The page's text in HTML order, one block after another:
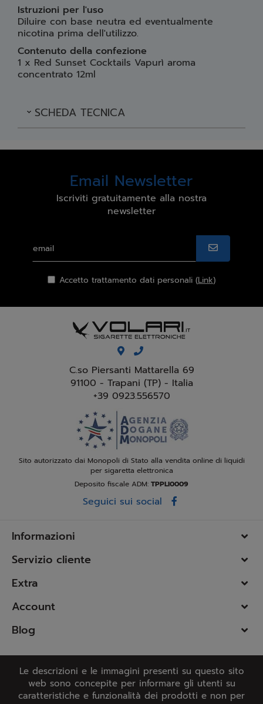
Istruzioni per l'uso
Diluire con base neutra ed eventualmente
nicotina prima dell'utilizzo.
Contenuto della confezione
1 x Red Sunset Cocktails Vapurì aroma
concentrato 12ml
SCHEDA TECNICA
Email Newsletter
Iscriviti gratuitamente alla nostra
newsletter
Accetto trattamento dati personali (Link)
C.so Piersanti Mattarella 69
91100 - Trapani (TP) - Italia
+39 0923.556570
Sito autorizzato dai Monopoli di Stato alla vendita online di liquidi
per sigaretta elettronica
Deposito fiscale ADM: TPPLI0009
Seguici sui social
Informazioni
Servizio cliente
Extra
Account
Blog
Le descrizioni e le immagini presenti su questo sito
web sono concepite per informare gli utenti su
caratteristiche e funzionalità dei prodotti e non per